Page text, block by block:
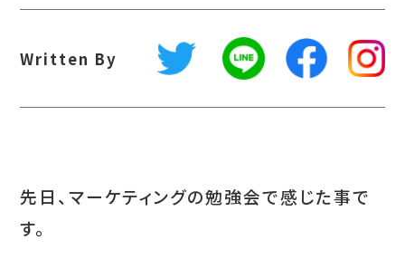
Written By
先日、マーケティングの勉強会で感じた事で
す。